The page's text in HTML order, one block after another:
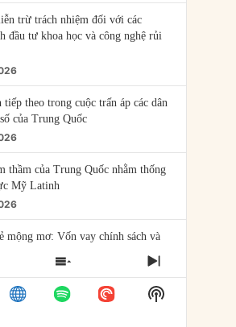
trừ trách nhiệm đối với các
đầu tư khoa học và công nghệ rủi
tiếp theo trong cuộc trấn áp các dân
của Trung Quốc
thầm của Trung Quốc nhằm thống
Mỹ Latinh
mộng mơ: Vốn vay chính sách và
việc cho startup vay vốn
đang trở thành “phòng thí nghiệm”
hữu mới
SHOW
EPISODES
LIST
NEXT
EPISODE
Show
Podcast